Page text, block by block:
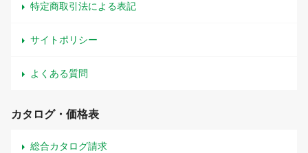
特定商取引法による表記
サイトポリシー
よくある質問
カタログ・価格表
総合カタログ請求